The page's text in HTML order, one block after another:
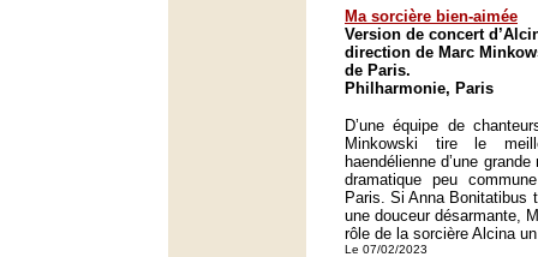
Ma sorcière bien-aimée
Version de concert
direction de Marc
de Paris.
Philharmonie, Paris
D’une équipe de
Minkowski tire le
haendélienne d’une
dramatique peu
Paris. Si Anna Bonitatibus
une douceur désarmante,
rôle de la sorcière Alcina
Le 07/02/2023